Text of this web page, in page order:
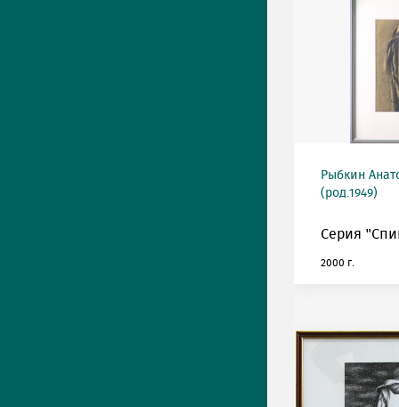
Рыбкин
(род.1949)
Серия
2000 г.